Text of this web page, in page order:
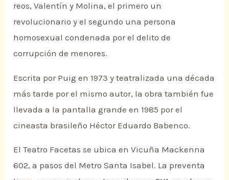
reos, Valentín y Molina, el primero un
revolucionario y el segundo una persona
homosexual condenada por el delito de
corrupción de menores.
Escrita por Puig en 1973 y teatralizada una década
más tarde por el mismo autor, la obra también fue
llevada a la pantalla grande en 1985 por el
cineasta brasileño Héctor Eduardo Babenco.
El Teatro Facetas se ubica en Vicuña Mackenna
602, a pasos del Metro Santa Isabel. La preventa